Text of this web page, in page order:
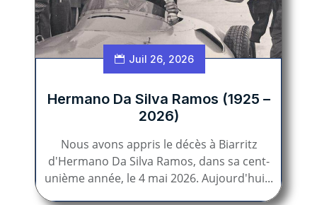
Juil 26, 2026
Hermano Da Silva Ramos (1925 –
2026)
Nous avons appris le décès à Biarritz
d'Hermano Da Silva Ramos, dans sa cent-
unième année, le 4 mai 2026. Aujourd'hui...